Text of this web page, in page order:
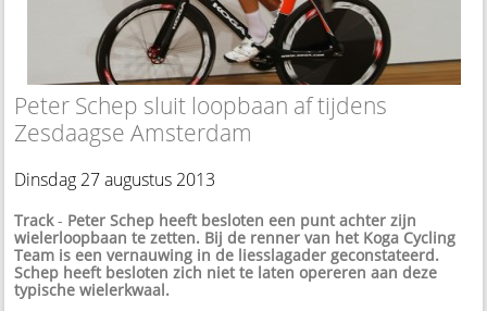
Peter Schep sluit loopbaan af tijdens
Zesdaagse Amsterdam
Dinsdag 27 augustus 2013
Track- Peter Schep heeft besloten een punt achter zijn
wielerloopbaan te zetten. Bij de renner van het Koga Cycling
Team is een vernauwing in de liesslagader geconstateerd.
Schep heeft besloten zich niet te laten opereren aan deze
typische wielerkwaal.